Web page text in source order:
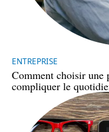
ENTREPRISE
Comment choisir une
compliquer le